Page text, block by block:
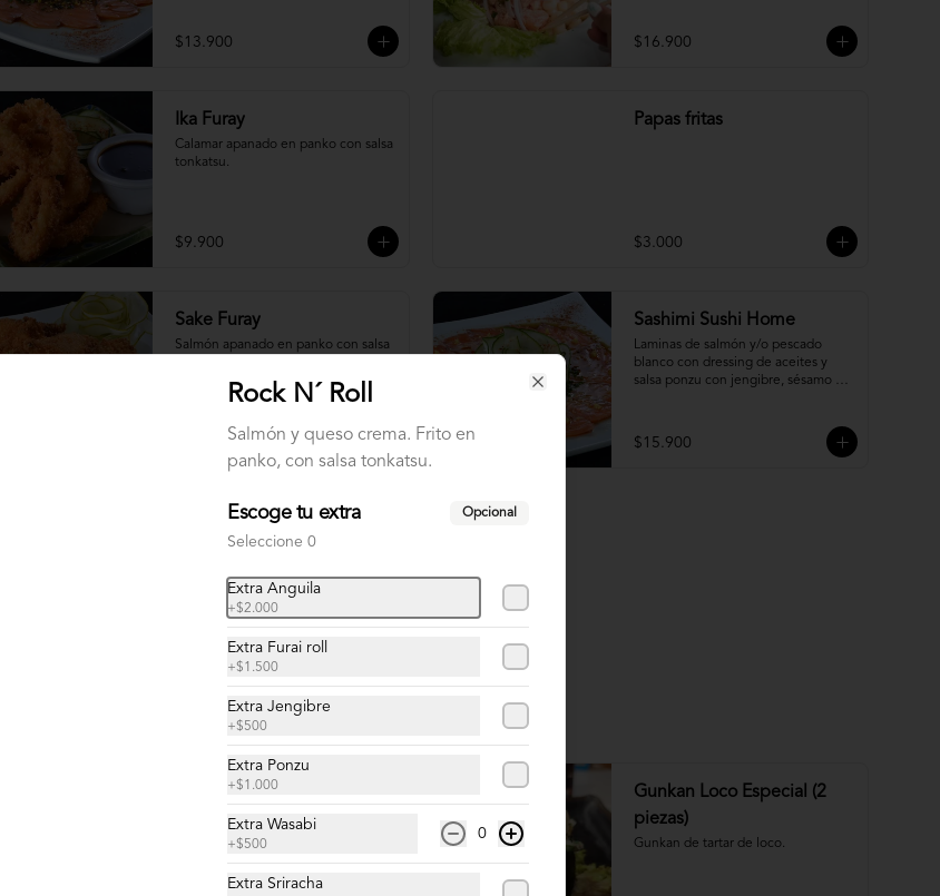
$13.900 $16.900
Ika Furay
Calamar apanado en panko con salsa
tonkatsu.
$9.900
Papas fritas
$3.000
Sake Furay
Salmón apanado en panko con salsa
$11.900
Sashimi Sushi Home
Laminas de salmón y/o pescado
blanco con dressing de aceites y
salsa ponzu con jengibre, sésamo y
$15.900
Gunkan Camarón Especial
(2 piezas)
Camarón, mayo tigre de la casa,
ciboulette y quinoa crocante.
Gunkan Loco Especial (2
piezas)
Gunkan de tartar de loco.
Rock N´ Roll
Salmón y queso crema. Frito en
panko, con salsa tonkatsu.
Escoge tu extra Opcional
Seleccione 0
Extra Anguila
+$2.000
Extra Furai roll
+$1.500
Extra Jengibre
+$500
Extra Ponzu
+$1.000
Extra Wasabi
+$500
0
Extra Sriracha
Close